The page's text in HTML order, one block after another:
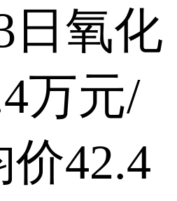
日氧化
万元/
42.4